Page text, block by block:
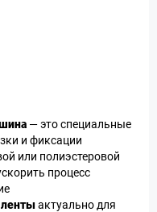
— это специальные
и фиксации
или полиэстеровой
процесс
актуально для